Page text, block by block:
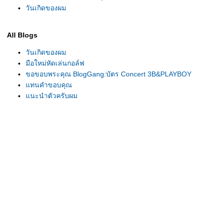
วันเกิดของผม
All Blogs
วันเกิดของผม
มือใหม่หัดเล่นกอล์ฟ
ขอขอบพระคุณ BlogGang:บัตร Concert 3B&PLAYBOY
แทนคำขอบคุณ
แนะนำตัวครับผม